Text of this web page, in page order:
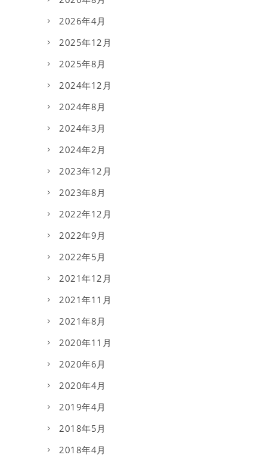
2026年4月
2025年12月
2025年8月
2024年12月
2024年8月
2024年3月
2024年2月
2023年12月
2023年8月
2022年12月
2022年9月
2022年5月
2021年12月
2021年11月
2021年8月
2020年11月
2020年6月
2020年4月
2019年4月
2018年5月
2018年4月